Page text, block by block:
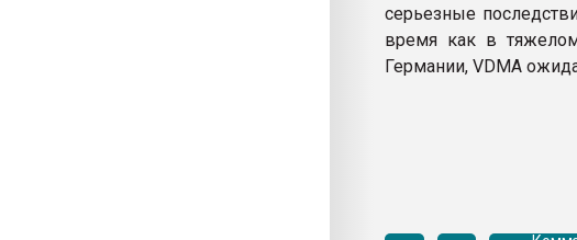
серьезные
время как в
Германии, VDMA